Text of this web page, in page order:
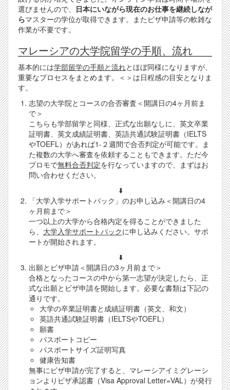
選びませんので、 日本にいながら現在のお仕事を継続しなが
らマスターの学位が取得できます。またビザ申請等の軟雑な
作業が不要です。
マレーシアの大学院留学の手順、流れ
基本的には学部留学の手順と流れとほぼ同様になりますが、
重要なプロセスをまとめます。＜＞は日程感の目安となりま
す。
志望の大学院とコースの合否審査＜開講日の4ヶ月前ま
で＞
こちらも学部留学と同様、正式な出願なしに、英文卒業
証明書、英文成績証明書、英語共通試験証明書（IELTS
やTOEFL）があれば1-２週間で合否判定が可能です。ま
た複数の大学へ審査を依頼することもできます。ただ今
プロモで無料合否判定を行なっていますので、まずはお
問い合わせください。
⬇️
「大学入学サポートパック」のお申し込み＜開講日の4
ヶ月前まで＞
一つ以上の大学から合格内定を得ることができました
ら、 大学入学サポートパックに申し込みください。サポ
ートが開始されます。
⬇️
出願とビザ申請＜開講日の3ヶ月前まで＞
合格となったコースの中から第一志望が決定したら、正
式な出願とビザ申請を開始します。必要な書類は下記の
通りです。
大学の卒業証明書と成績証明書（英文、和文）
英語共通試験証明書（IELTSやTOEFL）
願書
パスポートコピー
パスポートサイズ証明写真
健康告知書
無事にビザ申請が完了すると、マレーシアイミグレーシ
ョンよりビザ承認書（Visa Approval Letter=VAL）が発行